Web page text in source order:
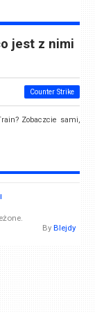
jest z nimi
Counter Strike
Zobaczcie sami,
By Blejdy